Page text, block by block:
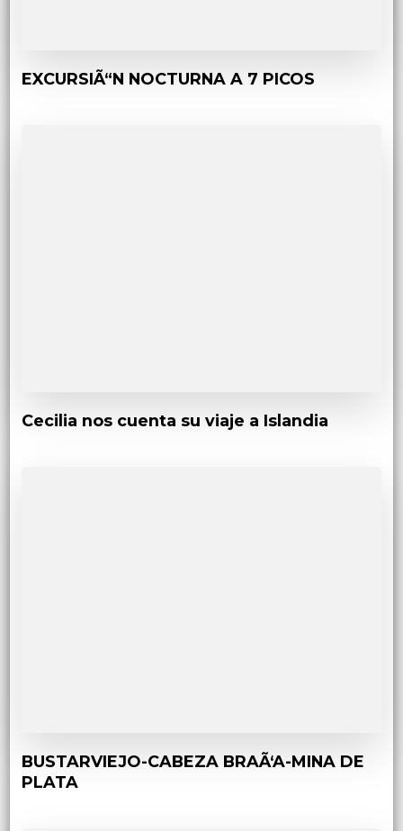
EXCURSIÃ“N NOCTURNA A 7 PICOS
Cecilia nos cuenta su viaje a Islandia
BUSTARVIEJO-CABEZA BRAÃ‘A-MINA DE
PLATA